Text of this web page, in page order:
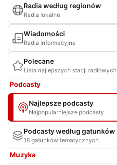
Radia według regionów
Radia lokalne
Wiadomości
Radia informacyjne
Polecane
Lista najlepszych stacji radiowych
Podcasty
Najlepsze podcasty
Najpopularniejsze podcasty
Podcasty według gatunków
18 gatunków tematycznych
Muzyka